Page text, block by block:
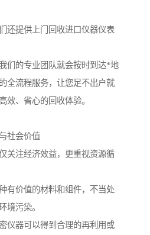
还提供上门回收进口仪器仪表
们的专业团队就会按时到达*地
全流程服务，让您足不出户就
效、省心的回收体验。
社会价值
关注经济效益，更重视资源循
有价值的材料和组件，不当处
境污染。
仪器可以得到合理的再利用或